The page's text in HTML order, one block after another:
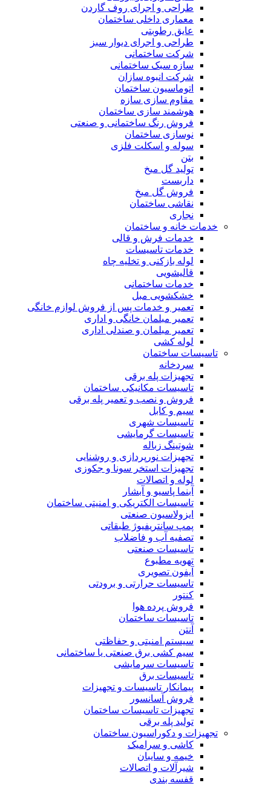
طراحی و اجرای روف گاردن
معماری داخلی ساختمان
عایق رطوبتی
طراحی و اجرای دیوار سبز
شرکت ساختمانی
سازه سبک ساختمانی
شرکت انبوه سازان
اتوماسیون ساختمان
مقاوم سازی سازه
هوشمند سازی ساختمان
فروش رنگ ساختمانی و صنعتی
نوسازی ساختمان
سوله و اسکلت فلزی
بتن
تولید گل میخ
داربست
فروش گل میخ
نقاشی ساختمان
نجاری
خدمات خانه و ساختمان
خدمات فرش و قالی
خدمات تاسیسات
لوله بازکنی و تخلیه چاه
قالیشویی
خدمات ساختمانی
خشکشویی مبل
تعمیر و خدمات پس از فروش لوازم خانگی
تعمیر مبلمان خانگی و اداری
تعمیر مبلمان و صندلی اداری
لوله کشی
تاسیسات ساختمان
سردخانه
تجهیزات پله برقی
تاسیسات مکانیکی ساختمان
فروش و نصب و تعمیر پله برقی
سیم و کابل
تاسیسات شهری
تاسیسات گرمایشی
شوتینگ زباله
تجهیزات نورپردازی و روشنایی
تجهیزات استخر سونا و جکوزی
لوله و اتصالات
آبنما پاسیو و آبشار
تاسیسات الکتریکی و امنیتی ساختمان
ایزولاسیون صنعتی
پمپ سانتریفیوژ طبقاتی
تصفیه آب و فاضلاب
تاسیسات صنعتی
تهویه مطبوع
آیفون تصویری
تاسیسات حرارتی و برودتی
کنتور
فروش پرده هوا
تاسیسات ساختمان
آنتن
سیستم امنیتی و حفاظتی
سیم کشی برق صنعتی یا ساختمانی
تاسیسات سرمایشی
تاسیسات برق
پیمانکار تاسیسات و تجهیزات
فروش آسانسور
تجهیزات تاسیسات ساختمان
تولید پله برقی
تجهیزات و دکوراسیون ساختمان
کاشی و سرامیک
خیمه و سایبان
شیرآلات و اتصالات
قفسه بندی